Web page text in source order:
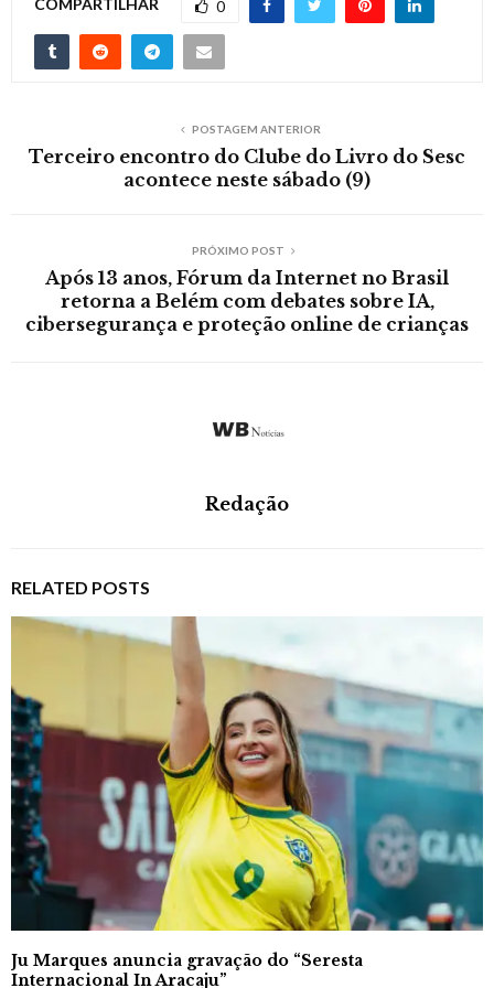
0
POSTAGEM ANTERIOR
Terceiro encontro do Clube do Livro do Sesc
acontece neste sábado (9)
PRÓXIMO POST
Após 13 anos, Fórum da Internet no Brasil
retorna a Belém com debates sobre IA,
cibersegurança e proteção online de crianças
Redação
RELATED POSTS
Ju Marques anuncia gravação do “Seresta
Internacional In Aracaju”